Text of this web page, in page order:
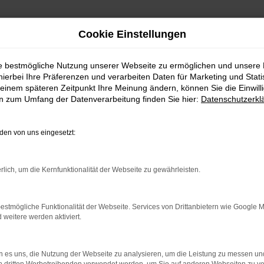
Tourneo Custom
GmbH
für alle, die ein zuverlässiges und hochwertiges Fahrzeug
Auswahl an sorgfältig geprüften Tourneo Custom
können, ein Auto in einwandfreiem Zustand zu erwerben.
Entscheidung ist. Daher bieten wir bei Autohaus Mothor
gesamten Kaufprozesses zur Seite, um Ihre Fragen zu
Cookie Einstellungen
bestmögliche Nutzung unserer Webseite zu ermöglichen und unsere
Ihre Präferenzen und verarbeiten Daten für Marketing und
späteren Zeitpunkt Ihre Meinung ändern, können Sie die
zum Umfang der Datenverarbeitung finden Sie hier:
von uns eingesetzt:
um die Kernfunktionalität der Webseite zu gewährleisten.
Funktionalität der Webseite. Services von Drittanbietern wie Google
weitere werden aktiviert.
es uns, die Nutzung der Webseite zu analysieren, um die Leistung zu messen